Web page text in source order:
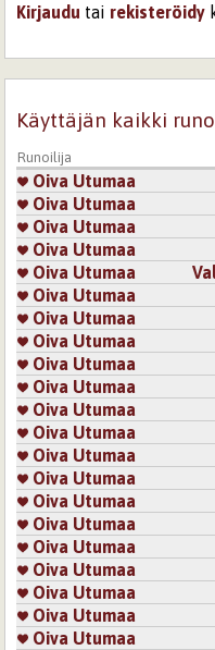
Kirjaudu tai rekisteröidy
26.6.2025 15:08Oiva
Kirjaudu tai
Sivut
Käyttäjän kaikki
Runoilija
Oiva Utumaa
Oiva Utumaa
Oiva Utumaa
Oiva Utumaa
Oiva Utumaa
Oiva Utumaa
Oiva Utumaa
Oiva Utumaa
Oiva Utumaa
Oiva Utumaa
Oiva Utumaa
Oiva Utumaa
Oiva Utumaa
Oiva Utumaa
Oiva Utumaa
Oiva Utumaa
Oiva Utumaa
Oiva Utumaa
Oiva Utumaa
Oiva Utumaa
Oiva Utumaa